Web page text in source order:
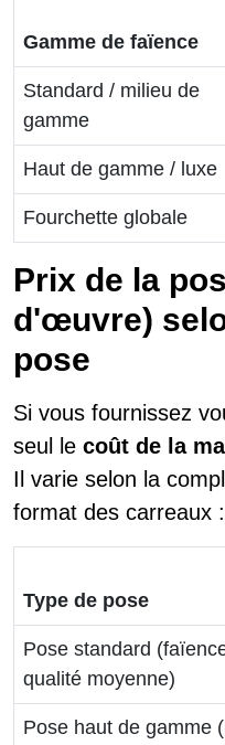
Gamme de faïence
Standard / milieu de
gamme
Haut de gamme / luxe
Fourchette globale
Prix de la
d'œuvre)
pose
Si vous fournissez
seul le coût de la
Il varie selon la
format des carreaux :
Type de pose
Pose standard
qualité moyenne)
Pose haut de gamme